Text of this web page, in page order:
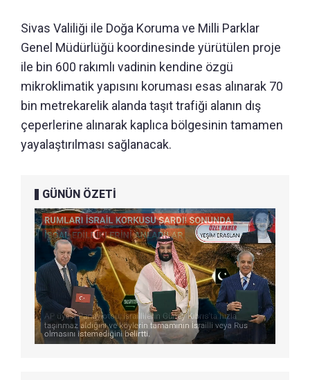
Sivas Valiliği ile Doğa Koruma ve Milli Parklar
Genel Müdürlüğü koordinesinde yürütülen proje
ile bin 600 rakımlı vadinin kendine özgü
mikroklimatik yapısını koruması esas alınarak 70
bin metrekarelik alanda taşıt trafiği alanın dış
çeperlerine alınarak kaplıca bölgesinin tamamen
yayalaştırılması sağlanacak.
GÜNÜN ÖZETİ